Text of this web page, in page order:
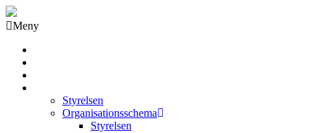
Meny
Styrelsen
Organisationsschema
Styrelsen